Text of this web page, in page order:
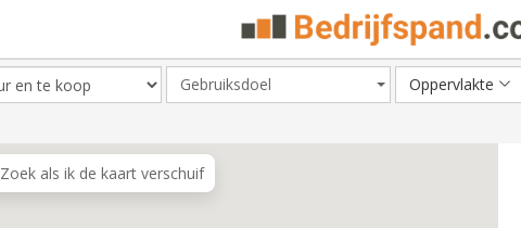
Gebruiksdoel Oppervlakte
Zoek als ik de kaart verschuif